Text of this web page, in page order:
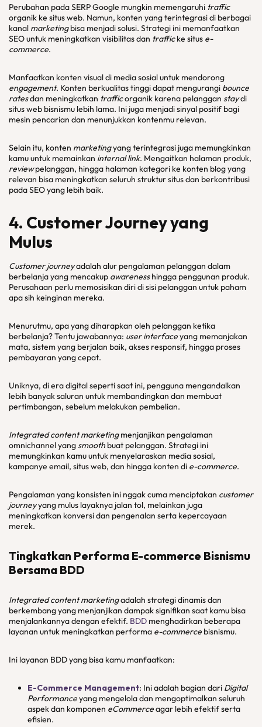
Perubahan pada SERP Google mungkin memengaruhi traffic
organik ke situs web. Namun, konten yang terintegrasi di berbagai
kanal marketingbisa menjadi solusi. Strategi ini memanfaatkan
SEO untuk meningkatkan visibilitas dan trafficke situs e-
commerce.
Manfaatkan konten visual di media sosial untuk mendorong
engagement. Konten berkualitas tinggi dapat mengurangi bounce
ratesdan meningkatkan trafficorganik karena pelanggan staydi
situs web bisnismu lebih lama. Ini juga menjadi sinyal positif bagi
mesin pencarian dan menunjukkan kontenmu relevan.
Selain itu, konten marketingyang terintegrasi juga memungkinkan
kamu untuk memainkan internal link. Mengaitkan halaman produk,
reviewpelanggan, hingga halaman kategori ke konten blog yang
relevan bisa meningkatkan seluruh struktur situs dan berkontribusi
pada SEO yang lebih baik.
4. Customer Journeyyang
Mulus
Customer journeyadalah alur pengalaman pelanggan dalam
berbelanja yang mencakup awarenesshingga penggunan produk.
Perusahaan perlu memosisikan diri di sisi pelanggan untuk paham
apa sih keinginan mereka.
Menurutmu, apa yang diharapkan oleh pelanggan ketika
berbelanja? Tentu jawabannya: user interfaceyang memanjakan
mata, sistem yang berjalan baik, akses responsif, hingga proses
pembayaran yang cepat.
Uniknya, di era digital seperti saat ini, pengguna mengandalkan
lebih banyak saluran untuk membandingkan dan membuat
pertimbangan, sebelum melakukan pembelian.
Integrated content marketingmenjanjikan pengalaman
omnichannel yang smooth buat pelanggan. Strategi ini
memungkinkan kamu untuk menyelaraskan media sosial,
kampanye email, situs web, dan hingga konten di e-commerce.
Pengalaman yang konsisten ini nggak cuma menciptakan customer
journeyyang mulus layaknya jalan tol, melainkan juga
meningkatkan konversi dan pengenalan serta kepercayaan
merek.
Tingkatkan Performa E-commerce Bisnismu
Bersama BDD
Integrated content marketingadalah strategi dinamis dan
berkembang yang menjanjikan dampak signifikan saat kamu bisa
menjalankannya dengan efektif. BDD menghadirkan beberapa
layanan untuk meningkatkan performa e-commerce bisnismu.
Ini layanan BDD yang bisa kamu manfaatkan:
E-Commerce Management: Ini adalah bagian dari Digital
Performanceyang mengelola dan mengoptimalkan seluruh
aspek dan komponen eCommerceagar lebih efektif serta
efisien.